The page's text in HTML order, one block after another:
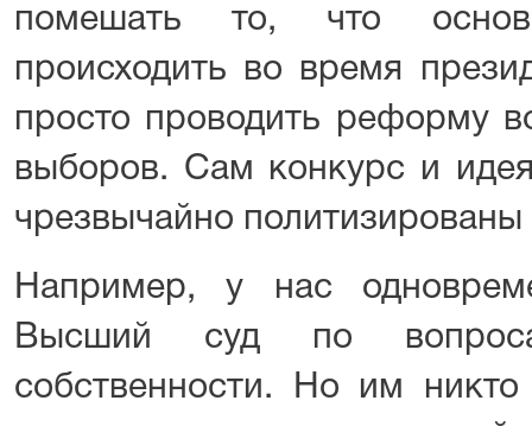
помешать то, что
происходить во время
просто проводить реформу
выборов. Сам конкурс и
чрезвычайно
Например, у нас
Высший суд по
собственности. Но им